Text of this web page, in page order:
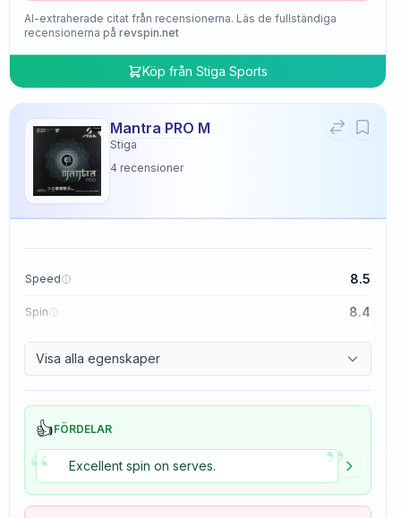
AI-extraherade citat från recensionerna. Läs de fullständiga
recensionerna på revspin.net
Köp från Stiga Sports
Mantra PRO M
Stiga
4 recensioner
Speed 8.5
Spin 8.4
Visa alla egenskaper
👍FÖRDELAR
“ Excellent spin on serves. ”